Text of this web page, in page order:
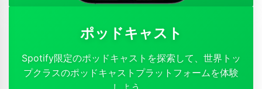
ポッドキャスト
Spotify限定のポッドキャストを探索して、世界トッ
プクラスのポッドキャストプラットフォームを体験